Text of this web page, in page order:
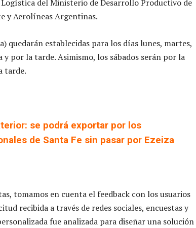
del Ministerio de Desarrollo Productivo de
y Aerolíneas Argentinas.
quedarán establecidas para los días lunes, martes,
y por la tarde. Asimismo, los sábados serán por la
tarde.
se podrá exportar por los
de Santa Fe sin pasar por Ezeiza
tomamos en cuenta el feedback con los usuarios
recibida a través de redes sociales, encuestas y
fue analizada para diseñar una solución